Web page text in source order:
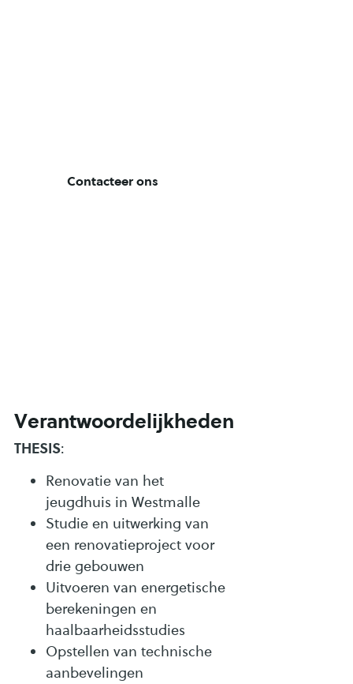
Contacteer ons
Verantwoordelijkheden
THESIS:
Renovatie van het
jeugdhuis in Westmalle
Studie en uitwerking van
een renovatieproject voor
drie gebouwen
Uitvoeren van energetische
berekeningen en
haalbaarheidsstudies
Opstellen van technische
aanbevelingen